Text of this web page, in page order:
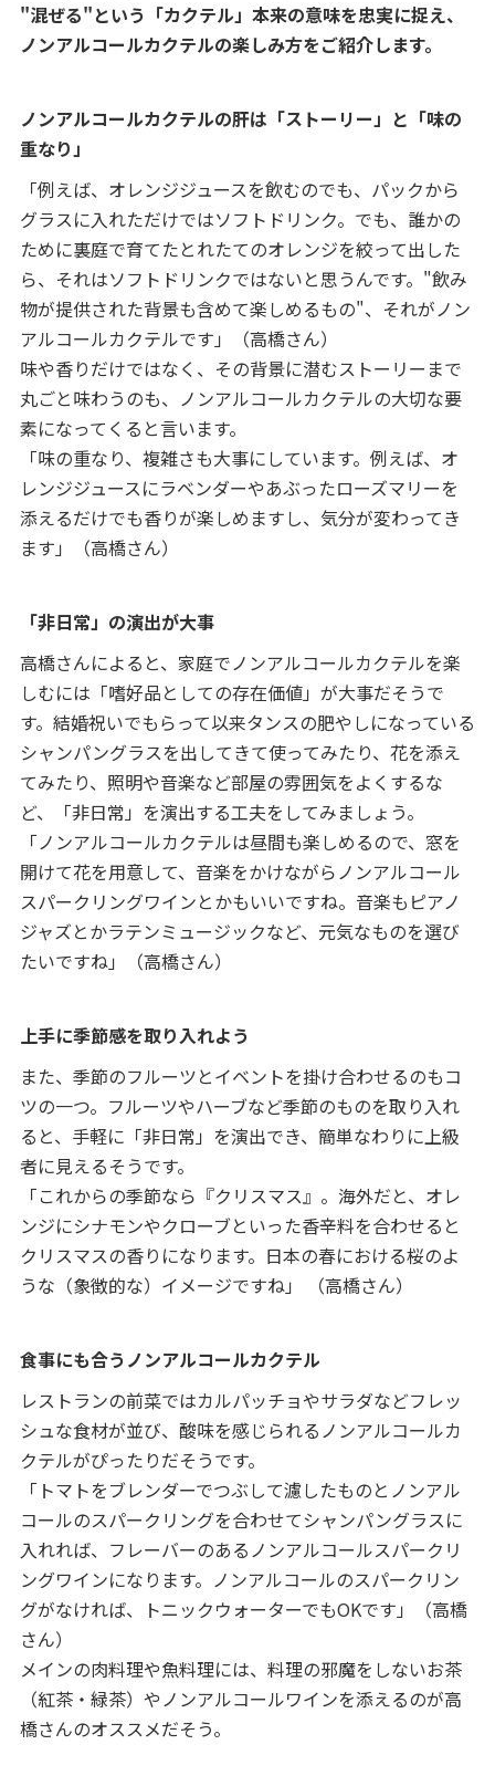
"混ぜる"という「カクテル」本来の意味を忠実に捉え、
ノンアルコールカクテルの楽しみ方をご紹介します。
ノンアルコールカクテルの肝は「ストーリー」と「味の
重なり」
「例えば、オレンジジュースを飲むのでも、パックから
グラスに入れただけではソフトドリンク。でも、誰かの
ために裏庭で育てたとれたてのオレンジを絞って出した
ら、それはソフトドリンクではないと思うんです。"飲み
物が提供された背景も含めて楽しめるもの"、それがノン
アルコールカクテルです」（高橋さん）
味や香りだけではなく、その背景に潜むストーリーまで
丸ごと味わうのも、ノンアルコールカクテルの大切な要
素になってくると言います。
「味の重なり、複雑さも大事にしています。例えば、オ
レンジジュースにラベンダーやあぶったローズマリーを
添えるだけでも香りが楽しめますし、気分が変わってき
ます」（高橋さん）
「非日常」の演出が大事
高橋さんによると、家庭でノンアルコールカクテルを楽
しむには「嗜好品としての存在価値」が大事だそうで
す。結婚祝いでもらって以来タンスの肥やしになっている
シャンパングラスを出してきて使ってみたり、花を添え
てみたり、照明や音楽など部屋の雰囲気をよくするな
ど、「非日常」を演出する工夫をしてみましょう。
「ノンアルコールカクテルは昼間も楽しめるので、窓を
開けて花を用意して、音楽をかけながらノンアルコール
スパークリングワインとかもいいですね。音楽もピアノ
ジャズとかラテンミュージックなど、元気なものを選び
たいですね」（高橋さん）
上手に季節感を取り入れよう
また、季節のフルーツとイベントを掛け合わせるのもコ
ツの一つ。フルーツやハーブなど季節のものを取り入れ
ると、手軽に「非日常」を演出でき、簡単なわりに上級
者に見えるそうです。
「これからの季節なら『クリスマス』。海外だと、オレ
ンジにシナモンやクローブといった香辛料を合わせると
クリスマスの香りになります。日本の春における桜のよ
うな（象徴的な）イメージですね」 （高橋さん）
食事にも合うノンアルコールカクテル
レストランの前菜ではカルパッチョやサラダなどフレッ
シュな食材が並び、酸味を感じられるノンアルコールカ
クテルがぴったりだそうです。
「トマトをブレンダーでつぶして濾したものとノンアル
コールのスパークリングを合わせてシャンパングラスに
入れれば、フレーバーのあるノンアルコールスパークリ
ングワインになります。ノンアルコールのスパークリン
グがなければ、トニックウォーターでもOKです」（高橋
さん）
メインの肉料理や魚料理には、料理の邪魔をしないお茶
（紅茶・緑茶）やノンアルコールワインを添えるのが高
橋さんのオススメだそう。